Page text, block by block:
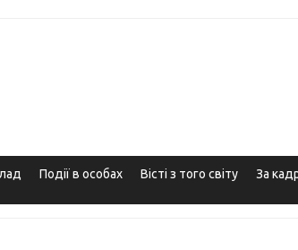
Події в особах Вісті з того світу За